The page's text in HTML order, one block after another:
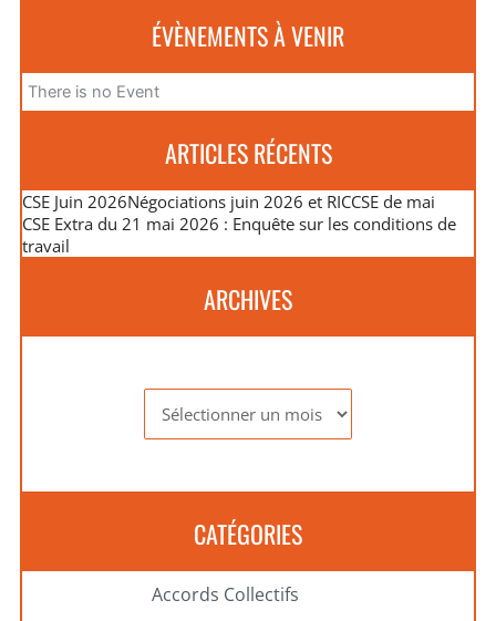
ÉVÈNEMENTS À VENIR
There is no Event
ARTICLES RÉCENTS
CSE Juin 2026Négociations juin 2026 et RICCSE de mai
CSE Extra du 21 mai 2026 : Enquête sur les conditions de
travail
ARCHIVES
CATÉGORIES
Accords Collectifs